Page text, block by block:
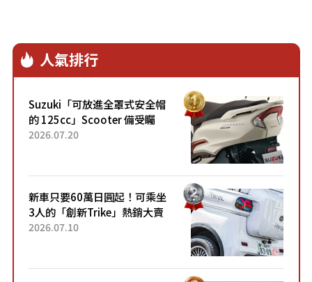
人氣排行
Suzuki「可放進全罩式安全帽
的 125cc」Scooter 備受矚
目！採用全新流線設計與各項
2026.07.20
新車只要60萬日圓起！可乘坐
3人的「創新Trike」熱銷大賣
成為人氣車款！「養車成本真
2026.07.10